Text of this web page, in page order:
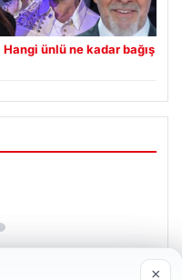
ünlü ne kadar bağış
×